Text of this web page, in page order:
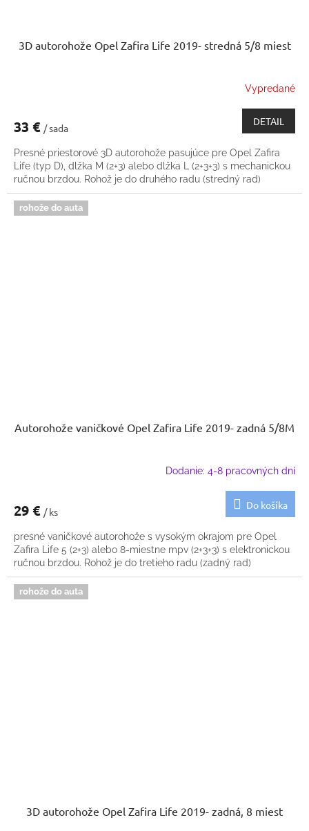
3D autorohože Opel Zafira Life 2019- stredná 5/8 miest
Vypredané
33 € / sada
DETAIL
Presné priestorové 3D autorohože pasujúce pre Opel Zafira
Life (typ D), dlžka M (2+3) alebo dlžka L (2+3+3) s mechanickou
ručnou brzdou. Rohož je do druhého radu (stredný rad)
rohože do auta
Autorohože vaničkové Opel Zafira Life 2019- zadná 5/8M
Dodanie: 4-8 pracovných dní
29 € / ks
Do košíka
presné vaničkové autorohože s vysokým okrajom pre Opel
Zafira Life 5 (2+3) alebo 8-miestne mpv (2+3+3) s elektronickou
ručnou brzdou. Rohož je do tretieho radu (zadný rad)
rohože do auta
3D autorohože Opel Zafira Life 2019- zadná, 8 miest